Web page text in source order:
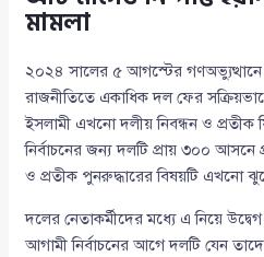
মামলা
২০২৪ সালের ৫ আগস্টের গণঅভ্যুত্থানে
রাজনীতিতে একাধিক দল ফের
ইসলামী এখনো দলীয় নিবন্ধন ও প্রতীক
নির্বাচনের জন্য দলটি প্রায় ৩০০ আসনে
ও প্রতীক পুনরুদ্ধারের বিষয়টি এখনো
দলের নেতাকর্মীদের মধ্যে এ নিয়ে
আগামী নির্বাচনের আগে দলটি যেন